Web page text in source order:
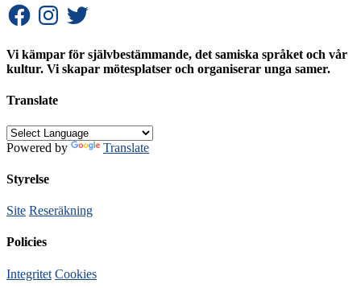
FacebookInstagram
Twitter
Vi kämpar för självbestämmande, det samiska språket och vår
kultur. Vi skapar mötesplatser och organiserar unga samer.
Translate
Powered by Translate
Styrelse
Site Reseräkning
Policies
Integritet Cookies